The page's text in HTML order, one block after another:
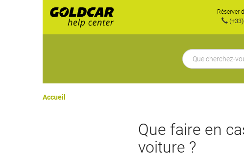
Réserver
(+33)
Accueil
Que faire en
voiture ?